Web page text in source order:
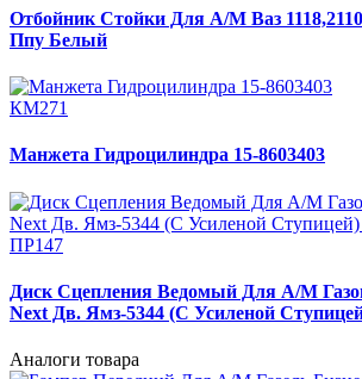
Отбойник Стойки Для А/М Ваз
Ппу Белый
КМ271
Манжета Гидроцилиндра 15-8603403
ПР147
Диск Сцепления Ведомый Для А/М
Next Дв. Ямз-5344 (С Усиленой
Аналоги товара